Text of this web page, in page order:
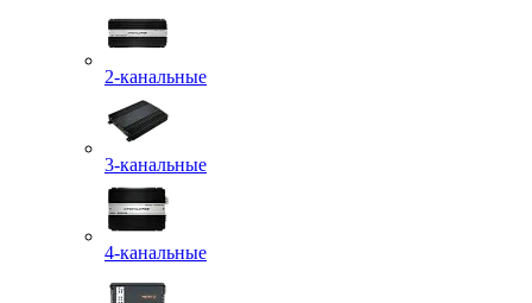
2-канальные
3-канальные
4-канальные